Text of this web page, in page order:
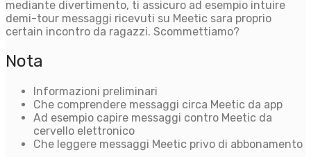
mediante divertimento, ti assicuro ad esempio intuire
demi-tour messaggi ricevuti su Meetic sara proprio
certain incontro da ragazzi. Scommettiamo?
Nota
Informazioni preliminari
Che comprendere messaggi circa Meetic da app
Ad esempio capire messaggi contro Meetic da
cervello elettronico
Che leggere messaggi Meetic privo di abbonamento